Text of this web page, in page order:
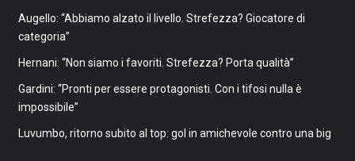
Augello: “Abbiamo alzato il livello. Strefezza? Giocatore di
categoria”
Hernani: “Non siamo i favoriti. Strefezza? Porta qualità”
Gardini: “Pronti per essere protagonisti. Con i tifosi nulla è
impossibile”
Luvumbo, ritorno subito al top: gol in amichevole contro una big